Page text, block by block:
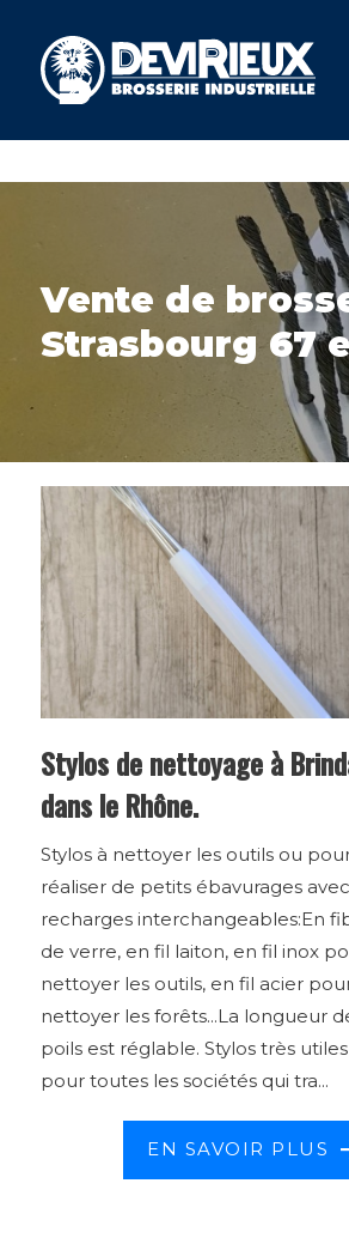
Vente de
Strasbourg 67
Stylos de nettoyage à
dans le Rhône.
Stylos à nettoyer les outils ou
réaliser de petits ébavurages avec
recharges interchangeables:En
de verre, en fil laiton, en fil inox
nettoyer les outils, en fil acier
nettoyer les forêts...La longueur
poils est réglable. Stylos très utiles
pour toutes les sociétés qui tra...
EN SAVOIR PLUS